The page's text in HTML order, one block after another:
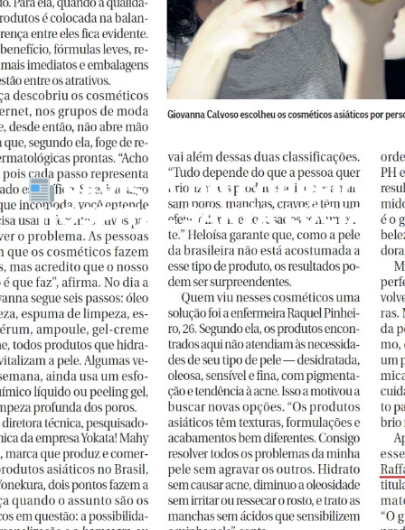
REVISTA DO CORREIO |
HOSPITAL SANTA LÚCIA